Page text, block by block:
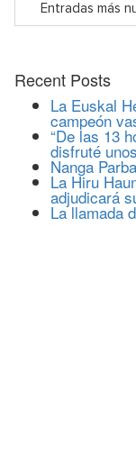
Entradas más
Recent Posts
La Euskal
campeón
“De las 13
disfruté
Nanga
La Hiru
adjudicará
La llamada